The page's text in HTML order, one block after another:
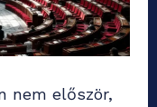
nem először,